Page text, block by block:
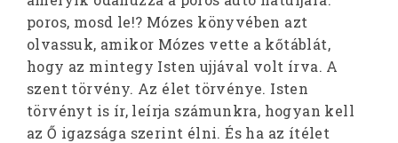
poros, mosd le!? Mózes könyvében azt
olvassuk, amikor Mózes vette a kőtáblát,
hogy az mintegy Isten ujjával volt írva. A
szent törvény. Az élet törvénye. Isten
törvényt is ír, leírja számunkra, hogyan kell
az Ő igazsága szerint élni. És ha az ítélet